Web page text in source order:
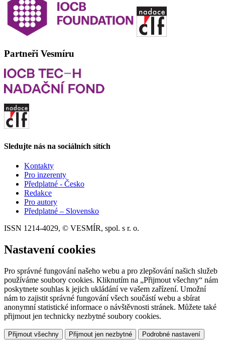
Partneři Vesmíru
Sledujte nás na sociálních sítích
Kontakty
Pro inzerenty
Předplatné - Česko
Redakce
Pro autory
Předplatné – Slovensko
ISSN 1214-4029, © VESMÍR, spol. s r. o.
Nastavení cookies
Pro správné fungování našeho webu a pro zlepšování našich služeb
používáme soubory cookies. Kliknutím na „Přijmout všechny“ nám
poskytnete souhlas k jejich ukládání ve vašem zařízení. Umožní
nám to zajistit správné fungování všech součástí webu a sbírat
anonymní statistické informace o návštěvnosti stránek. Můžete také
přijmout jen technicky nezbytné soubory cookies.
Přijmout všechny Přijmout jen nezbytné Podrobné nastavení